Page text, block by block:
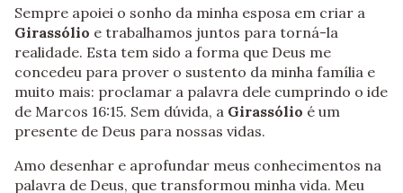
Sempre apoiei o sonho da minha esposa em criar a
Girassólio e trabalhamos juntos para torná-la
realidade. Esta tem sido a forma que Deus me
concedeu para prover o sustento da minha família e
muito mais: proclamar a palavra dele cumprindo o ide
de Marcos 16:15. Sem dúvida, a Girassólio é um
presente de Deus para nossas vidas.
Amo desenhar e aprofundar meus conhecimentos na
palavra de Deus, que transformou minha vida. Meu